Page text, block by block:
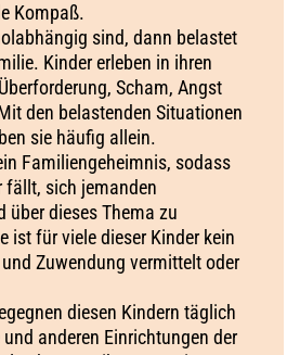
Kompaß.
sind, dann belastet
Kinder erleben in ihren
Scham, Angst
den belastenden Situationen
sie häufig allein.
Familiengeheimnis, sodass
fällt, sich jemanden
über dieses Thema zu
ist für viele dieser Kinder kein
Zuwendung vermittelt oder
diesen Kindern täglich
anderen Einrichtungen der